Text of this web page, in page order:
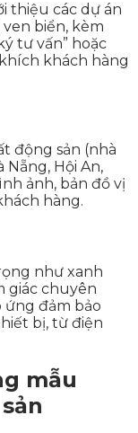
thiệu các dự án
biển, kèm
tư vấn” hoặc
khách hàng
động sản (nhà
Hội An,
ảnh, bản đồ vị
hàng.
như xanh
giác chuyên
ứng đảm bảo
bị, từ điện
mẫu